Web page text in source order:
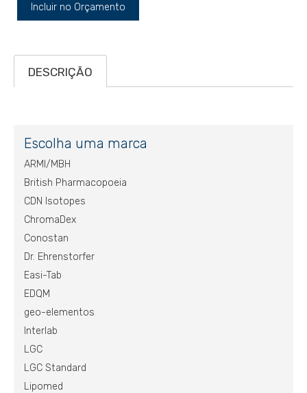
Incluir no Orçamento
DESCRIÇÃO
Escolha uma marca
ARMI/MBH
British Pharmacopoeia
CDN Isotopes
ChromaDex
Conostan
Dr. Ehrenstorfer
Easi-Tab
EDQM
geo-elementos
Interlab
LGC
LGC Standard
Lipomed